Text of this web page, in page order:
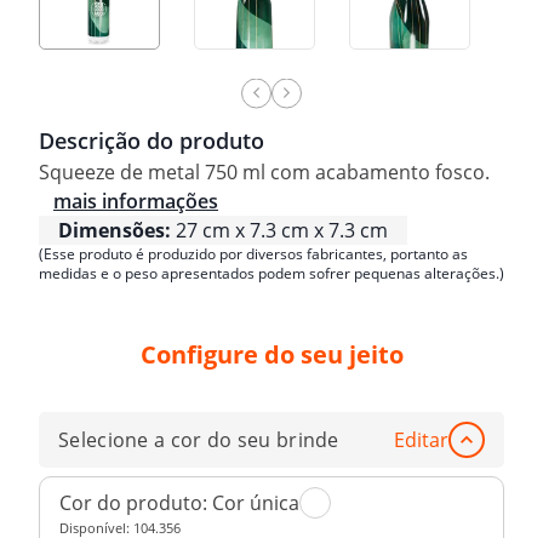
Descrição do produto
Squeeze de metal 750 ml com acabamento fosco.
mais informações
Dimensões: 27 cm x 7.3 cm x 7.3 cm
(Esse produto é produzido por diversos fabricantes, portanto as
medidas e o peso apresentados podem sofrer pequenas alterações.)
Configure do seu jeito
Selecione a cor do seu brinde Editar
Cor do produto: Cor única
Disponível: 104.356